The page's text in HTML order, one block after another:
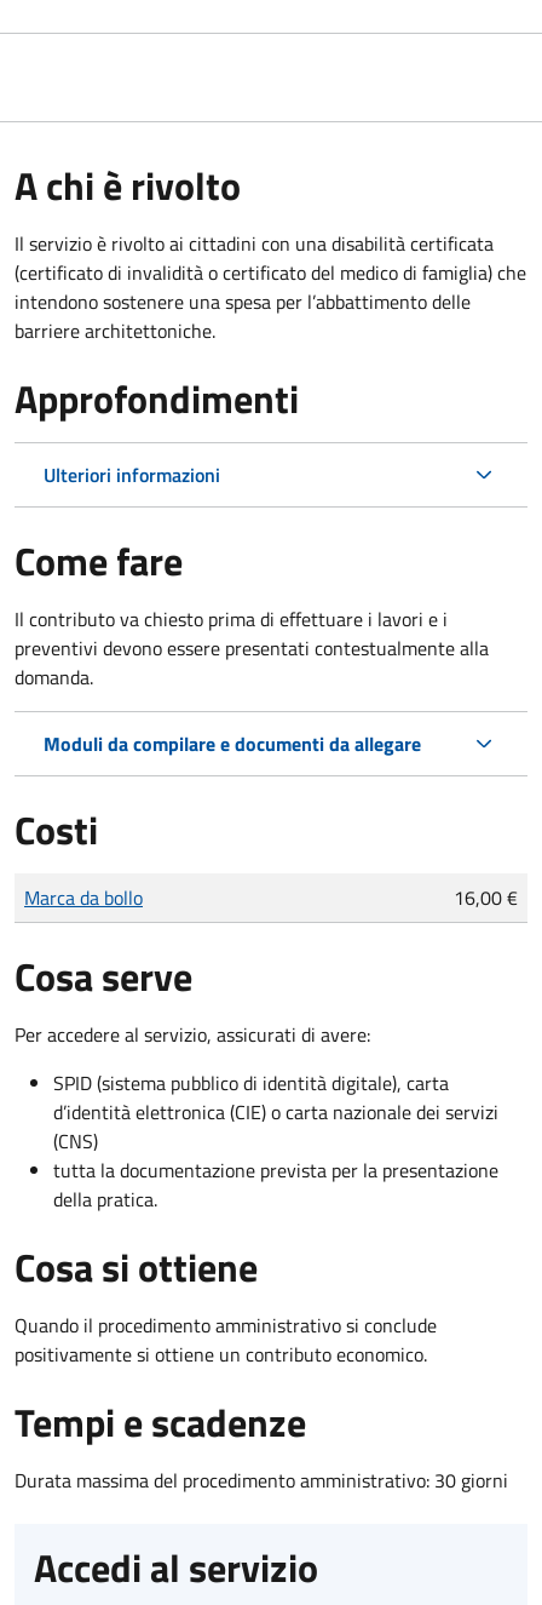
A chi è rivolto
Il servizio è rivolto ai cittadini con una disabilità certificata
(certificato di invalidità o certificato del medico di famiglia) che
intendono sostenere una spesa per l’abbattimento delle
barriere architettoniche.
Approfondimenti
Ulteriori informazioni
Come fare
Il contributo va chiesto prima di effettuare i lavori e i
preventivi devono essere presentati contestualmente alla
domanda.
Moduli da compilare e documenti da allegare
Costi
Tipo di pagamento
Importo
Marca da bollo 16,00 €
Cosa serve
Per accedere al servizio, assicurati di avere:
SPID (sistema pubblico di identità digitale), carta
d’identità elettronica (CIE) o carta nazionale dei servizi
(CNS)
tutta la documentazione prevista per la presentazione
della pratica.
Cosa si ottiene
Quando il procedimento amministrativo si conclude
positivamente si ottiene un contributo economico.
Tempi e scadenze
Durata massima del procedimento amministrativo: 30 giorni
Accedi al servizio